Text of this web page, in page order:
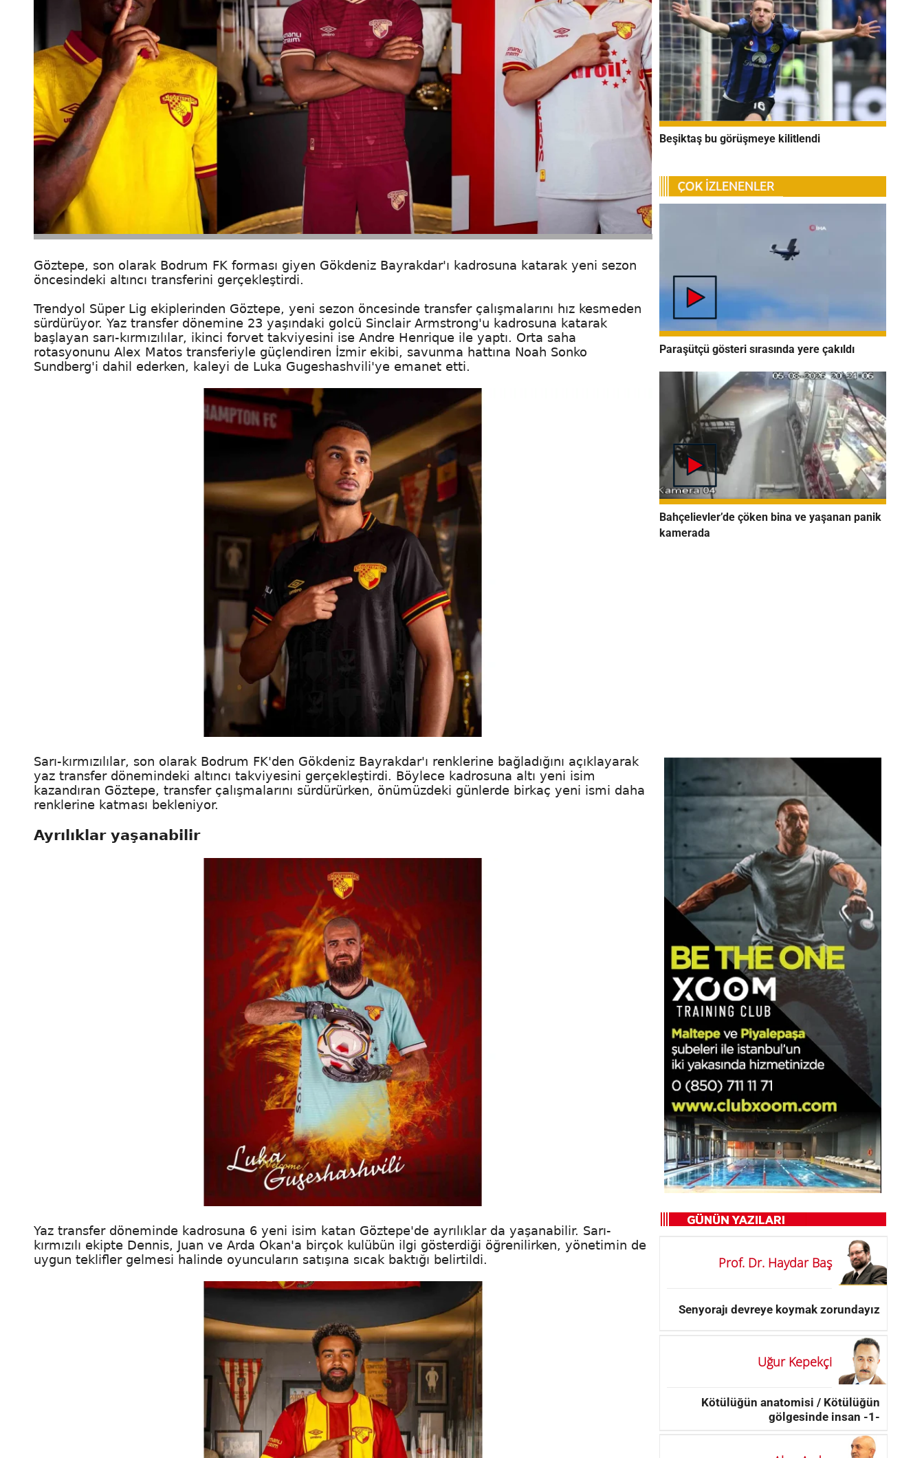
Göztepe, son olarak Bodrum FK forması giyen Gökdeniz Bayrakdar'ı kadrosuna katarak yeni sezon
öncesindeki altıncı transferini gerçekleştirdi.
Trendyol Süper Lig ekiplerinden Göztepe, yeni sezon öncesinde transfer çalışmalarını hız kesmeden
sürdürüyor. Yaz transfer dönemine 23 yaşındaki golcü Sinclair Armstrong'u kadrosuna katarak
başlayan sarı-kırmızılılar, ikinci forvet takviyesini ise Andre Henrique ile yaptı. Orta saha
rotasyonunu Alex Matos transferiyle güçlendiren İzmir ekibi, savunma hattına Noah Sonko
Sundberg'i dahil ederken, kaleyi de Luka Gugeshashvili'ye emanet etti.
Sarı-kırmızılılar, son olarak Bodrum FK'den Gökdeniz Bayrakdar'ı renklerine bağladığını açıklayarak
yaz transfer dönemindeki altıncı takviyesini gerçekleştirdi. Böylece kadrosuna altı yeni isim
kazandıran Göztepe, transfer çalışmalarını sürdürürken, önümüzdeki günlerde birkaç yeni ismi daha
renklerine katması bekleniyor.
Ayrılıklar yaşanabilir
Yaz transfer döneminde kadrosuna 6 yeni isim katan Göztepe'de ayrılıklar da yaşanabilir. Sarı-
kırmızılı ekipte Dennis, Juan ve Arda Okan'a birçok kulübün ilgi gösterdiği öğrenilirken, yönetimin de
uygun teklifler gelmesi halinde oyuncuların satışına sıcak baktığı belirtildi.
Beşiktaş bu görüşmeye kilitlendi
Paraşütçü gösteri sırasında yere çakıldı
Bahçelievler’de çöken bina ve yaşanan panik
kamerada
Prof. Dr. Haydar Baş
Senyorajı devreye koymak zorundayız
Uğur Kepekçi
Kötülüğün anatomisi / Kötülüğün
gölgesinde insan -1-